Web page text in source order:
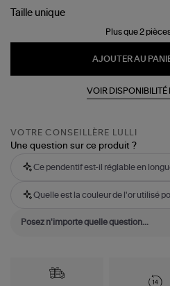
Agathe
Rose
Taille unique
Plus que 2
AJOUTER AU
VOIR DISPONIBILITÉ
VOTRE CONSEILLÈRE LULLI
Une question sur ce produit ?
Ce pendentif est-il réglable en
Quelle est la couleur de l'or utilisé